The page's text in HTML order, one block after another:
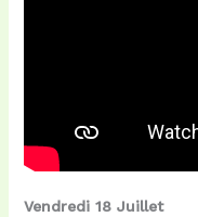
Vendredi 18 Juillet